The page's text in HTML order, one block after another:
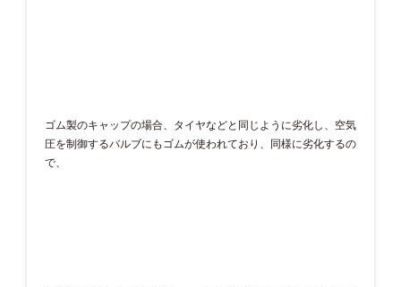
ゴム製のキャップの場合、タイヤなどと同じように劣化し、空気
圧を制御するバルブにもゴムが使われており、同様に劣化するの
で、